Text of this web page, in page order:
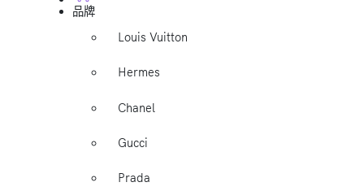
品牌
Louis Vuitton
Hermes
Chanel
Gucci
Prada